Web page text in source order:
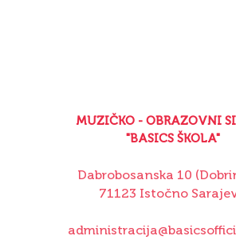
MUZIČKO - OBRAZOVNI
"BASICS ŠKOLA"
Dabrobosanska 10
71123 Istočno